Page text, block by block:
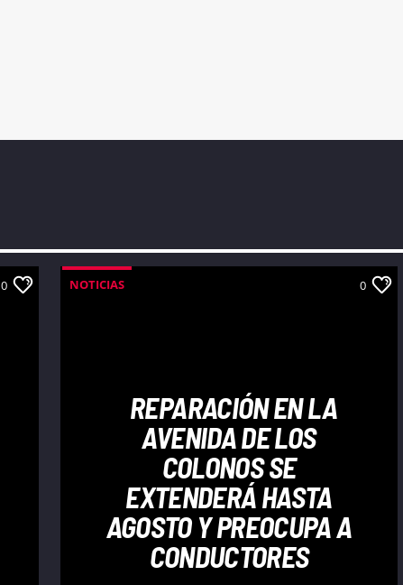
0 NOTICIAS 0
REPARACIÓN EN LA
AVENIDA DE LOS
COLONOS SE
EXTENDERÁ HASTA
AGOSTO Y PREOCUPA A
CONDUCTORES